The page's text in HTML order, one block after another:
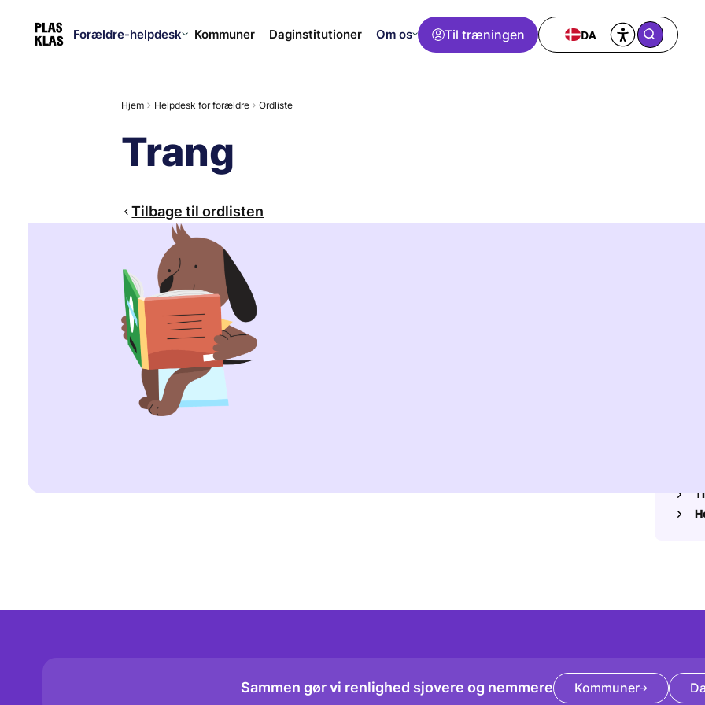
Forældre-helpdesk Kommuner Daginstitutioner Om os Til træningen DA
Hjem Helpdesk for forældre Ordliste
Trang
Tilbage til ordlisten
Trang er det mærkbare signal om, at man skal tisse eller lave stort. Kroppen giver udtryk for, at
blæren eller tarmene er fulde, og at det snart er tid til at gå på toilettet i forbindelse med
renlighed. Synonymer: tissetrang (uformelt).
Sammen gør vi renlighed sjovere og nemmere Kommuner